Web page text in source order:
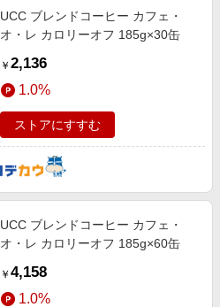
UCC ブレンドコーヒー カフェ・
オ・レ カロリーオフ 185g×30缶
￥ 2,136
1.0%
ストアにすすむ
UCC ブレンドコーヒー カフェ・
オ・レ カロリーオフ 185g×60缶
￥ 4,158
1.0%